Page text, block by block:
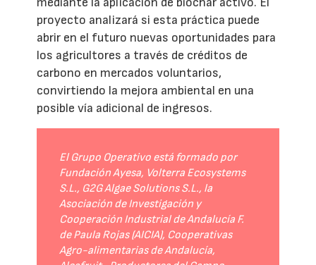
proyecto analizará si esta práctica puede
abrir en el futuro nuevas oportunidades para
los agricultores a través de créditos de
carbono en mercados voluntarios,
convirtiendo la mejora ambiental en una
posible vía adicional de ingresos.
El Grupo Operativo está formado por
Fundación Ayesa, Volterra Ecosystems
S.L., G2G Algae Solutions S.L., la
Asociación de Investigación y
Cooperación Industrial de Andalucía F.
de Paula Rojas (AICIA), Cooperativas
Agro-alimentarias de Andalucía,